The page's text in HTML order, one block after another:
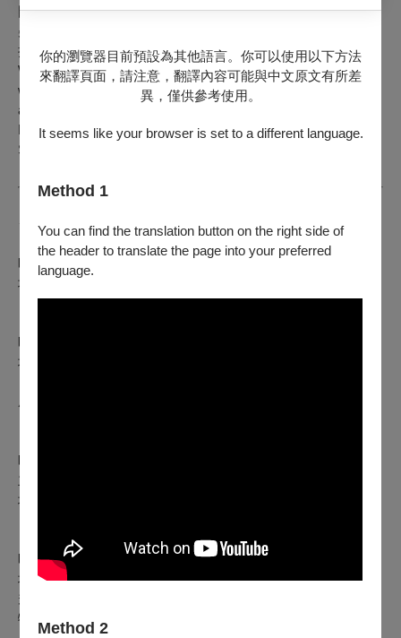
你的瀏覽器目前預設為其他語言。你可以使用以下方法
來翻譯頁面，請注意，翻譯內容可能與中文原文有所差
異，僅供參考使用。
It seems like your browser is set to a different language.
Method 1
You can find the translation button on the right side of
the header to translate the page into your preferred
language.
Method 2
國立臺北藝術大學共同合作
柴科夫斯基：D大調小提琴協奏曲，作品35
拉赫瑪尼諾夫：A小調第三號交響曲，作品44
Wei-Zhe Shih:Daybreak
(One-minute Symphony Project,
world premiere) *This project is cooperated by TSMC, NSO,
and TNUA
Pyotr Ilyich Tchaikovsky: Violin Concerto in D major, Op. 35
Sergei Rachmaninoff: Symphony No. 3 in A minor, Op. 44
✦✦ 力晶美學藝堂精彩活動一覽 ✦✦
▍卡瓦科斯小提琴大師班旁聽
時間｜2025年12月10日 Wed. 19:00–21:00
地點｜國家音樂廳 國家交響樂團三樓排練室
時間｜2025年12月12日 Fri. 10:00–13:30
地點｜國家音樂廳二樓觀眾席（彩排觀摩）＆一樓四號門前
時間｜2025年12月12日 Fri. 18:30-19:15
主講人｜車炎江
地點｜國家音樂廳一樓大廳（18:20由一號門驗票入場）
▍葛拉夫與卡瓦科斯演後簽名會
時間｜2025年12月12日 Fri.
地點｜國家音樂廳一樓大廳
規則｜限額100位，限簽本場節目冊或本場演出者專輯，其他
物品恕不接受簽名